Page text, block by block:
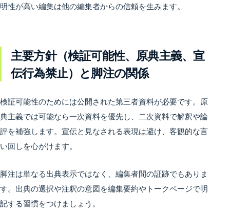
明性が高い編集は他の編集者からの信頼を生みます。
主要方針（検証可能性、原典主義、宣
伝行為禁止）と脚注の関係
検証可能性のためには公開された第三者資料が必要です。原
典主義では可能なら一次資料を優先し、二次資料で解釈や論
評を補強します。宣伝と見なされる表現は避け、客観的な言
い回しを心がけます。
脚注は単なる出典表示ではなく、編集者間の証跡でもありま
す。出典の選択や注釈の意図を編集要約やトークページで明
記する習慣をつけましょう。